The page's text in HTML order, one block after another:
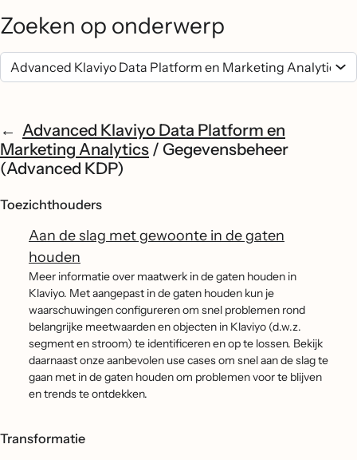
Zoeken op onderwerp
Advanced Klaviyo Data Platform en
Marketing Analytics / Gegevensbeheer
(Advanced KDP)
Toezichthouders
Aan de slag met gewoonte in de gaten
houden
Meer informatie over maatwerk in de gaten houden in
Klaviyo. Met aangepast in de gaten houden kun je
waarschuwingen configureren om snel problemen rond
belangrijke meetwaarden en objecten in Klaviyo (d.w.z.
segment en stroom) te identificeren en op te lossen. Bekijk
daarnaast onze aanbevolen use cases om snel aan de slag te
gaan met in de gaten houden om problemen voor te blijven
en trends te ontdekken.
Transformatie